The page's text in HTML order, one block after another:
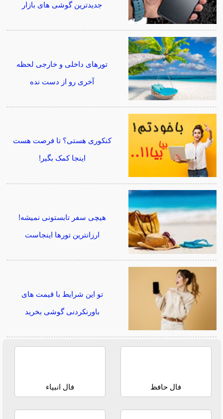
جدیدترین گوشی های بازار
تورهای داخلی و خارجی لحظه
آخری رو از دست نده
کنکوری هستی؟ تا فرصت هست
اینجا کمک بگیر!
هیچی سفر تابستونی نمیشه!
ارزانترین تورها اینجاست
تو این شرایط با قیمت های
باورنکردنی گوشی بخرید
فال حافظ فال انبیاء